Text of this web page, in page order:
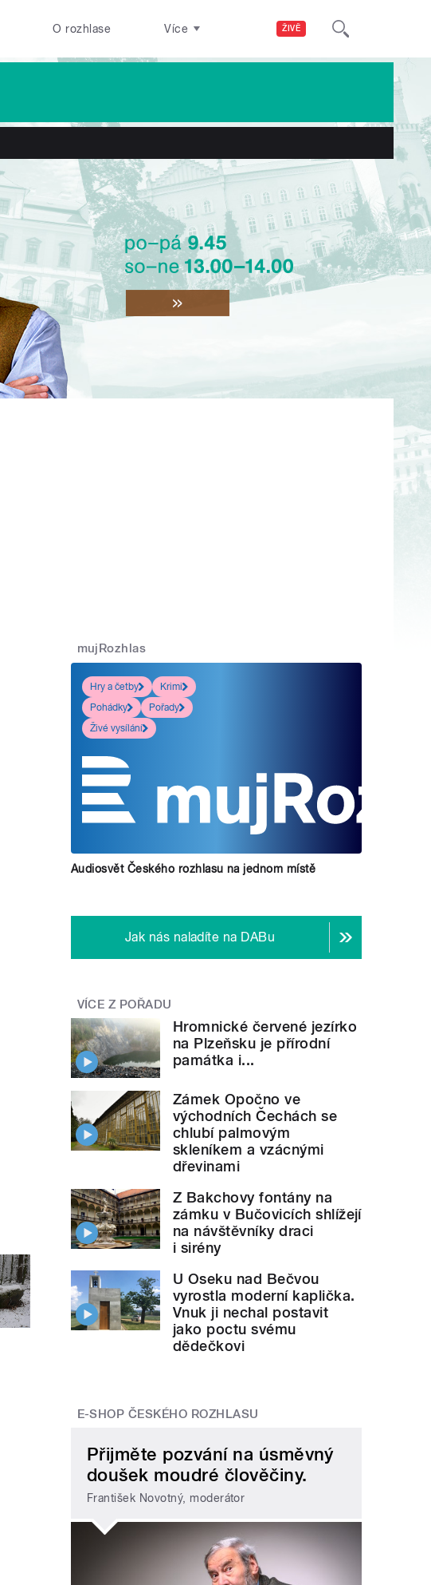
ŽIVĚ
O rozhlase Více
mujRozhlas
Hry a četby
Krimi
Pohádky
Pořady
Živé vysílání
Audiosvět Českého rozhlasu na jednom místě
Jak nás naladíte na DABu
VÍCE Z POŘADU
Hromnické červené jezírko
na Plzeňsku je přírodní
památka i...
Zámek Opočno ve
východních Čechách se
chlubí palmovým
skleníkem a vzácnými
dřevinami
Z Bakchovy fontány na
zámku v Bučovicích shlížejí
na návštěvníky draci
i sirény
U Oseku nad Bečvou
vyrostla moderní kaplička.
Vnuk ji nechal postavit
jako poctu svému
dědečkovi
E-SHOP ČESKÉHO ROZHLASU
Přijměte pozvání na úsměvný
doušek moudré člověčiny.
František Novotný, moderátor